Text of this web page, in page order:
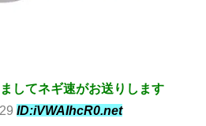
してネギ速がお送りします
ID:iVWAIhcR0.net